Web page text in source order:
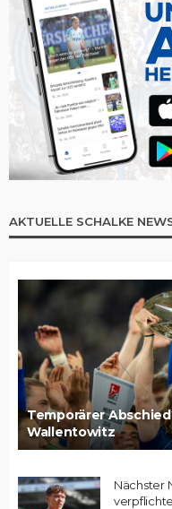
AKTUELLE SCHALKE
Temporärer
Wallentowitz
Nächster